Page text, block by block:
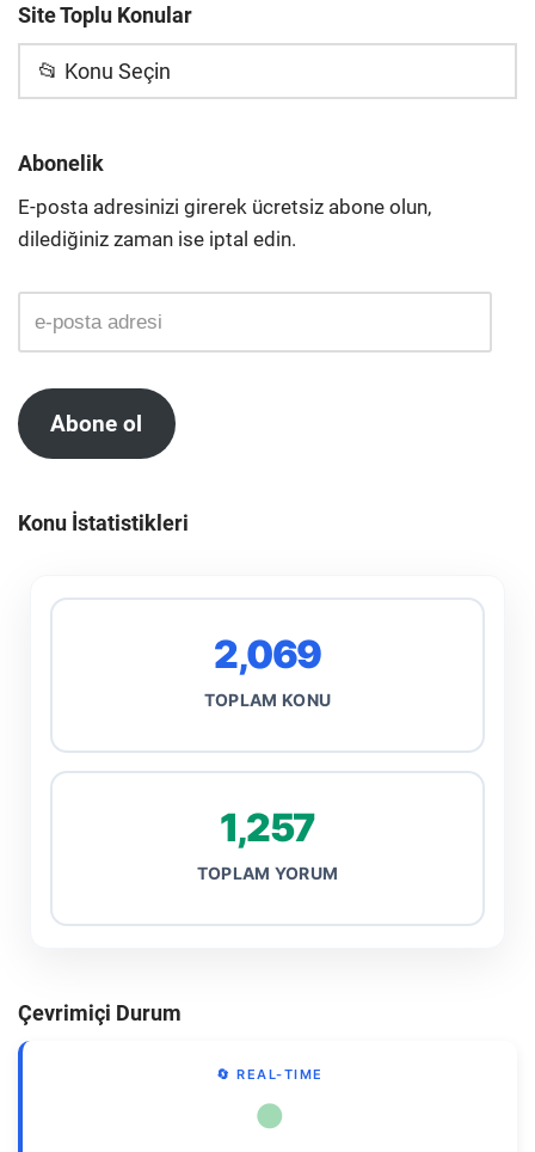
Site Toplu Konular
📂 Konu Seçin
Abonelik
E-posta adresinizi girerek ücretsiz abone olun,
dilediğiniz zaman ise iptal edin.
Abone ol
Konu İstatistikleri
2,069
TOPLAM KONU
1,257
TOPLAM YORUM
Çevrimiçi Durum
🔄 REAL-TIME
●